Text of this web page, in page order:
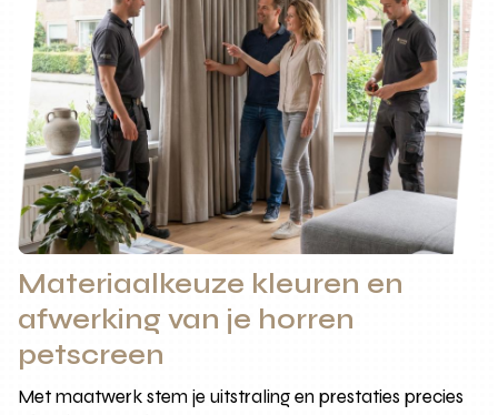
Materiaalkeuze kleuren en
afwerking van je horren
petscreen
Met maatwerk stem je uitstraling en prestaties precies